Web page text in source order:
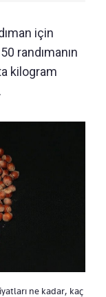
için
randımanın
kilogram
ne kadar, kaç